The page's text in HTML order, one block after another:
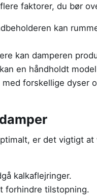
faktorer, du bør
kan
kan damperen
en håndholdt
forskellige dyser
er det vigtigt
kalkaflejringer.
forhindre tilstopning.